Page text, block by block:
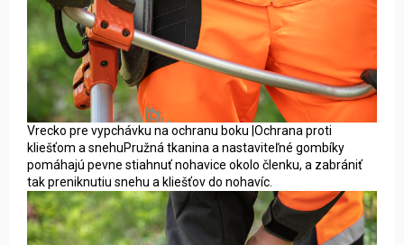
Vrecko pre vypchávku na ochranu boku |Ochrana proti
kliešťom a snehuPružná tkanina a nastaviteľné gombíky
pomáhajú pevne stiahnuť nohavice okolo členku, a zabrániť
tak preniknutiu snehu a kliešťov do nohavíc.